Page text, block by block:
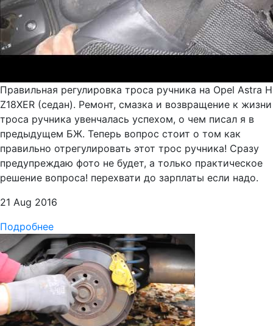
Правильная регулировка троса ручника на Opel Astra H
Z18XER (седан). Ремонт, смазка и возвращение к жизни
троса ручника увенчалась успехом, о чем писал я в
предыдущем БЖ. Теперь вопрос стоит о том как
правильно отрегулировать этот трос ручника! Сразу
предупреждаю фото не будет, а только практическое
решение вопроса! перехвати до зарплаты если надо.
21 Aug 2016
Подробнее